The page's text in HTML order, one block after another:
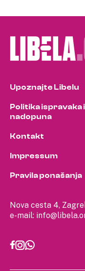
Nova cesta 4,
e-mail:
Upoznajte Libelu
Politika ispravaka i
nadopuna
Kontakt
Impressum
Pravila ponašanja